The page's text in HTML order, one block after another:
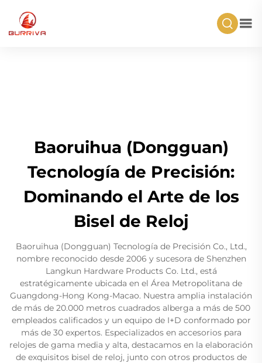
Baoruihua (Dongguan)
Tecnología de Precisión:
Dominando el Arte de los
Bisel de Reloj
Baoruihua (Dongguan) Tecnología de Precisión Co., Ltd.,
nombre reconocido desde 2006 y sucesora de Shenzhen
Langkun Hardware Products Co. Ltd., está
estratégicamente ubicada en el Área Metropolitana de
Guangdong-Hong Kong-Macao. Nuestra amplia instalación
de más de 20.000 metros cuadrados alberga a más de 500
empleados calificados y un equipo de I+D conformado por
más de 30 expertos. Especializados en accesorios para
relojes de gama media y alta, destacamos en la elaboración
de exquisitos bisel de reloj, junto con otros productos de